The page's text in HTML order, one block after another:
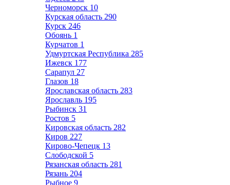
Черноморск 10
Курская область 290
Курск 246
Обоянь 1
Курчатов 1
Удмуртская Республика 285
Ижевск 177
Сарапул 27
Глазов 18
Ярославская область 283
Ярославль 195
Рыбинск 31
Ростов 5
Кировская область 282
Киров 227
Кирово-Чепецк 13
Слободской 5
Рязанская область 281
Рязань 204
Рыбное 9